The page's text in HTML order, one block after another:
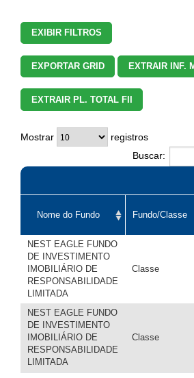
EXIBIR FILTROS
EXPORTAR GRID EXTRAIR INF.
EXTRAIR PL. TOTAL FII
Mostrar
registros
Buscar:
Nome do Fundo Fundo/Classe
NEST EAGLE FUNDO
DE INVESTIMENTO
IMOBILIÁRIO DE
RESPONSABILIDADE
LIMITADA
Classe
NEST EAGLE FUNDO
DE INVESTIMENTO
IMOBILIÁRIO DE
RESPONSABILIDADE
LIMITADA
Classe